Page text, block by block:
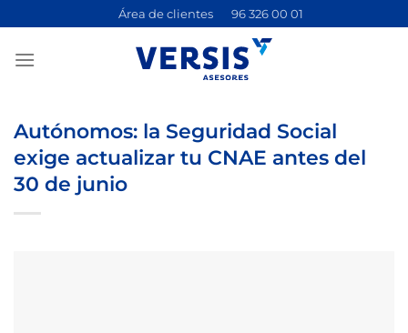
contenido
Área de clientes 96 326 00 01
Autónomos: la Seguridad Social
exige actualizar tu CNAE antes del
30 de junio